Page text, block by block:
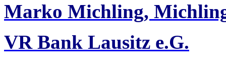
Marko Michling,
VR Bank Lausitz e.G.